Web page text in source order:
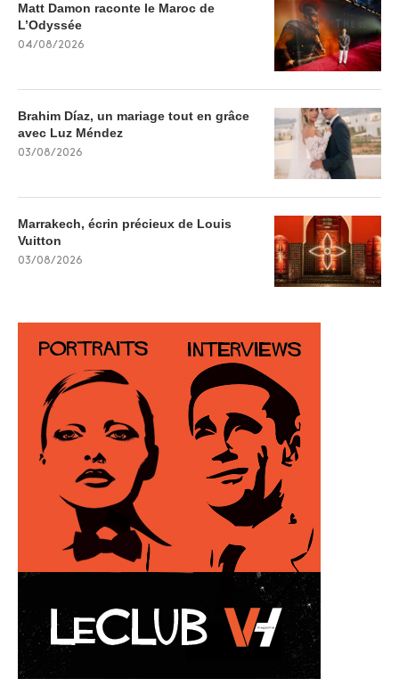
Matt Damon raconte le Maroc de
L’Odyssée
04/08/2026
Brahim Díaz, un mariage tout en grâce
avec Luz Méndez
03/08/2026
Marrakech, écrin précieux de Louis
Vuitton
03/08/2026